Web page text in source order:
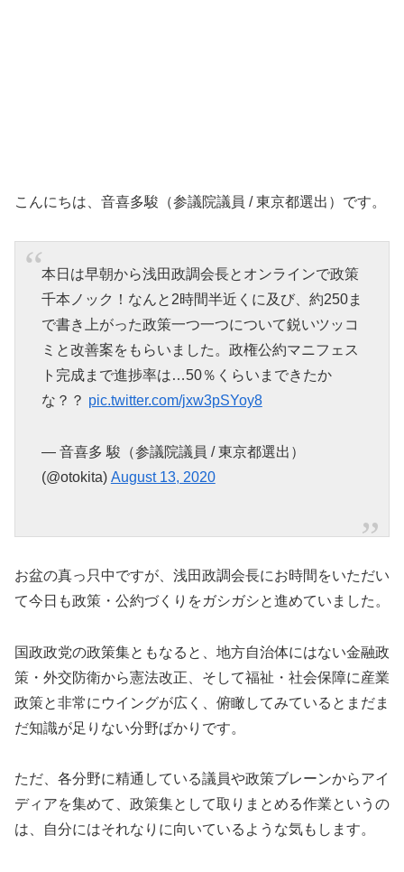
こんにちは、音喜多駿（参議院議員 / 東京都選出）です。
本日は早朝から浅田政調会長とオンラインで政策
千本ノック！なんと2時間半近くに及び、約250ま
で書き上がった政策一つ一つについて鋭いツッコ
ミと改善案をもらいました。政権公約マニフェス
ト完成まで進捗率は…50％くらいまできたか
な？？ pic.twitter.com/jxw3pSYoy8
— 音喜多 駿（参議院議員 / 東京都選出）
(@otokita) August 13, 2020
お盆の真っ只中ですが、浅田政調会長にお時間をいただい
て今日も政策・公約づくりをガシガシと進めていました。
国政政党の政策集ともなると、地方自治体にはない金融政
策・外交防衛から憲法改正、そして福祉・社会保障に産業
政策と非常にウイングが広く、俯瞰してみているとまだま
だ知識が足りない分野ばかりです。
ただ、各分野に精通している議員や政策ブレーンからアイ
ディアを集めて、政策集として取りまとめる作業というの
は、自分にはそれなりに向いているような気もします。